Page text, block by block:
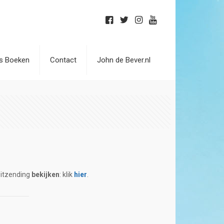
Boeken Contact John de Bever.nl
bekijken: klik hier